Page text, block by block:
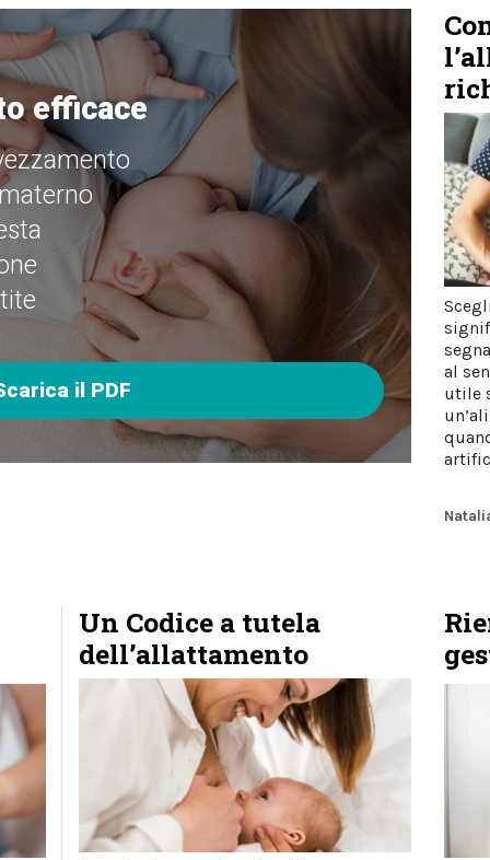
efficace
il PDF
al
utile
Un Codice a tutela
dell’allattamento